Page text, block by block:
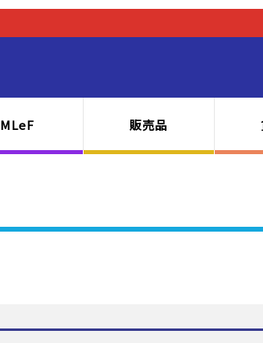
MLeF 販売品